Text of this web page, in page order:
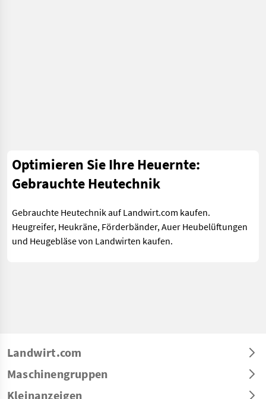
Optimieren Sie Ihre Heuernte:
Gebrauchte Heutechnik
Gebrauchte Heutechnik auf Landwirt.com kaufen.
Heugreifer, Heukräne, Förderbänder, Auer Heubelüftungen
und Heugebläse von Landwirten kaufen.
Landwirt.com
Maschinengruppen
Kleinanzeigen